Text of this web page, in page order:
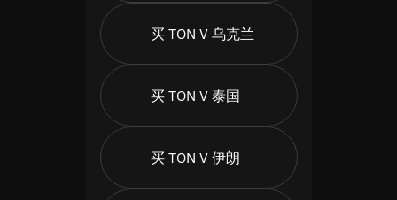
买 TON V 乌克兰
买 TON V 泰国
买 TON V 伊朗